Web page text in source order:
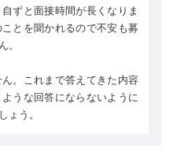
ずと面接時間が長くなりま
とを聞かれるので不安も募
。
。これまで答えてきた内容
うな回答にならないように
ょう。